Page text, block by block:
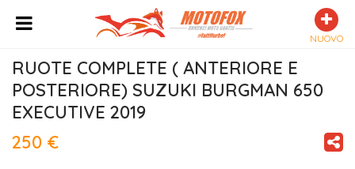
NUOVO
RUOTE COMPLETE ( ANTERIORE E
POSTERIORE) SUZUKI BURGMAN 650
EXECUTIVE 2019
250 €